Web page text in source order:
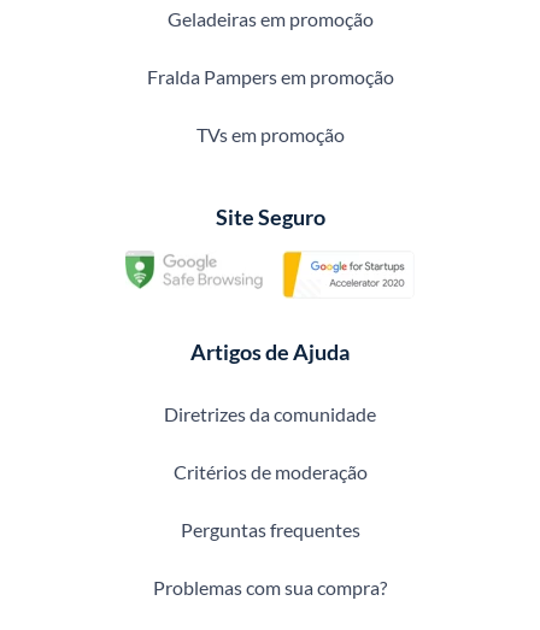
Geladeiras em promoção
Fralda Pampers em promoção
TVs em promoção
Site Seguro
Artigos de Ajuda
Diretrizes da comunidade
Critérios de moderação
Perguntas frequentes
Problemas com sua compra?